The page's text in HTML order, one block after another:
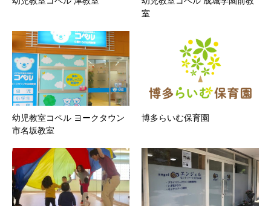
室
幼児教室コペル ヨークタウン
市名坂教室
博多らいむ保育園